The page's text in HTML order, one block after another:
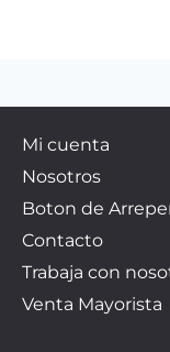
Mi cuenta
Nosotros
Boton de
Contacto
Trabaja con
Venta Mayorista